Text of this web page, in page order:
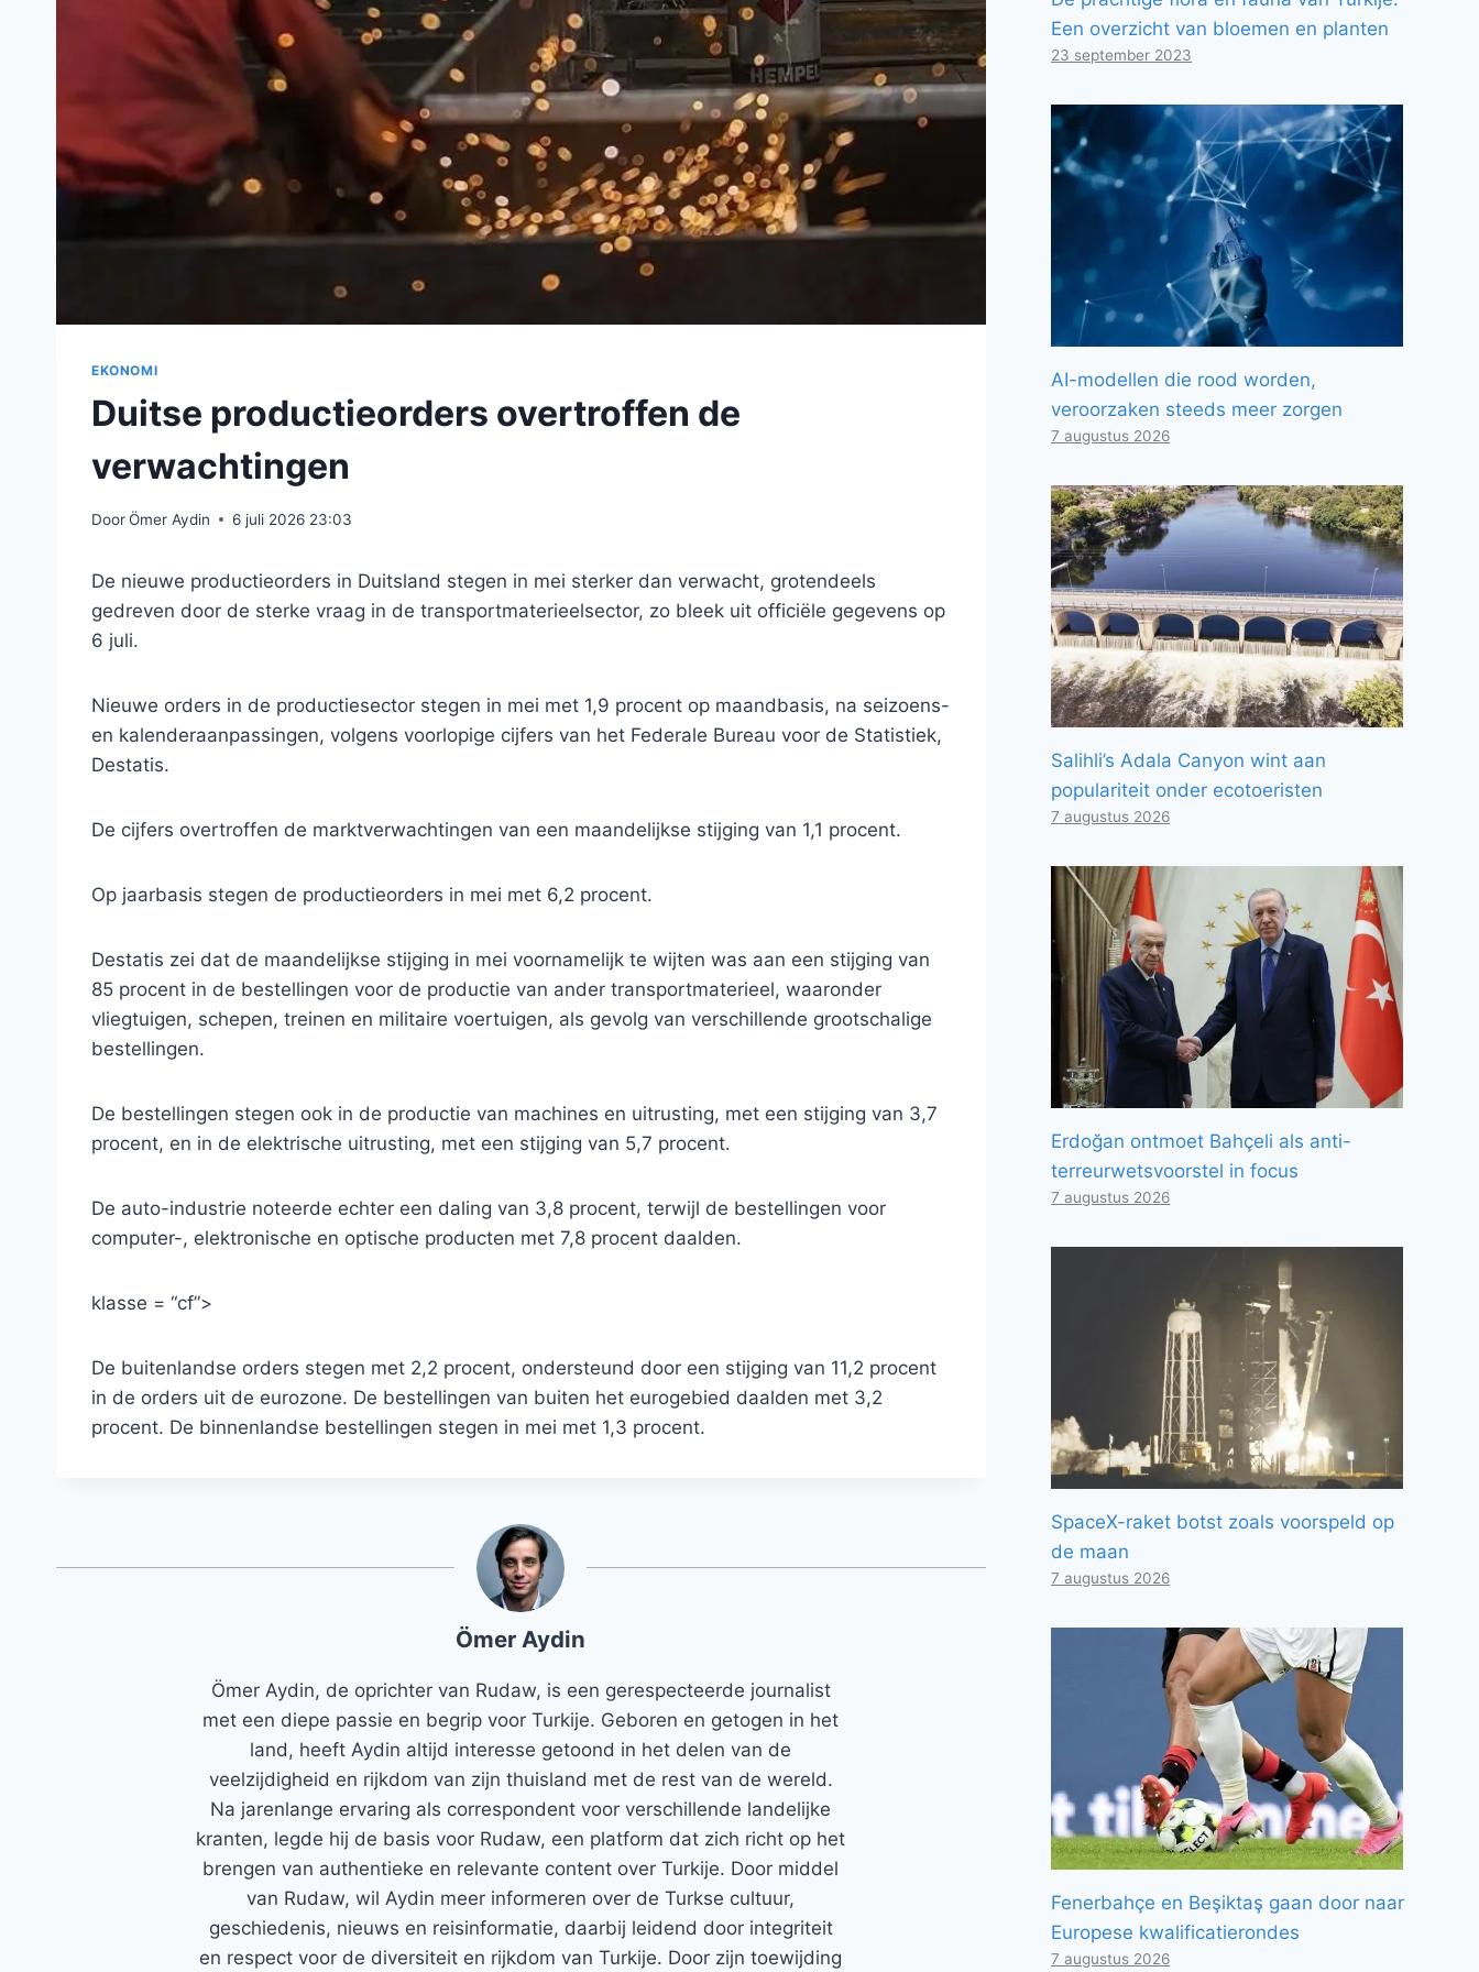
EKONOMI
Duitse productieorders overtroffen de
verwachtingen
DoorÖmer Aydin 6 juli 2026 23:03
De nieuwe productieorders in Duitsland stegen in mei sterker dan verwacht, grotendeels
gedreven door de sterke vraag in de transportmaterieelsector, zo bleek uit officiële gegevens op
6 juli.
Nieuwe orders in de productiesector stegen in mei met 1,9 procent op maandbasis, na seizoens-
en kalenderaanpassingen, volgens voorlopige cijfers van het Federale Bureau voor de Statistiek,
Destatis.
De cijfers overtroffen de marktverwachtingen van een maandelijkse stijging van 1,1 procent.
Op jaarbasis stegen de productieorders in mei met 6,2 procent.
Destatis zei dat de maandelijkse stijging in mei voornamelijk te wijten was aan een stijging van
85 procent in de bestellingen voor de productie van ander transportmaterieel, waaronder
vliegtuigen, schepen, treinen en militaire voertuigen, als gevolg van verschillende grootschalige
bestellingen.
De bestellingen stegen ook in de productie van machines en uitrusting, met een stijging van 3,7
procent, en in de elektrische uitrusting, met een stijging van 5,7 procent.
De auto-industrie noteerde echter een daling van 3,8 procent, terwijl de bestellingen voor
computer-, elektronische en optische producten met 7,8 procent daalden.
klasse = “cf”>
De buitenlandse orders stegen met 2,2 procent, ondersteund door een stijging van 11,2 procent
in de orders uit de eurozone. De bestellingen van buiten het eurogebied daalden met 3,2
procent. De binnenlandse bestellingen stegen in mei met 1,3 procent.
Ömer Aydin
Ömer Aydin, de oprichter van Rudaw, is een gerespecteerde journalist
met een diepe passie en begrip voor Turkije. Geboren en getogen in het
land, heeft Aydin altijd interesse getoond in het delen van de
veelzijdigheid en rijkdom van zijn thuisland met de rest van de wereld.
Na jarenlange ervaring als correspondent voor verschillende landelijke
kranten, legde hij de basis voor Rudaw, een platform dat zich richt op het
brengen van authentieke en relevante content over Turkije. Door middel
van Rudaw, wil Aydin meer informeren over de Turkse cultuur,
geschiedenis, nieuws en reisinformatie, daarbij leidend door integriteit
en respect voor de diversiteit en rijkdom van Turkije. Door zijn toewijding
Een overzicht van bloemen en planten
23 september 2023
AI-modellen die rood worden,
veroorzaken steeds meer zorgen
7 augustus 2026
Salihli’s Adala Canyon wint aan
populariteit onder ecotoeristen
7 augustus 2026
Erdoğan ontmoet Bahçeli als anti-
terreurwetsvoorstel in focus
7 augustus 2026
SpaceX-raket botst zoals voorspeld op
de maan
7 augustus 2026
Fenerbahçe en Beşiktaş gaan door naar
Europese kwalificatierondes
7 augustus 2026